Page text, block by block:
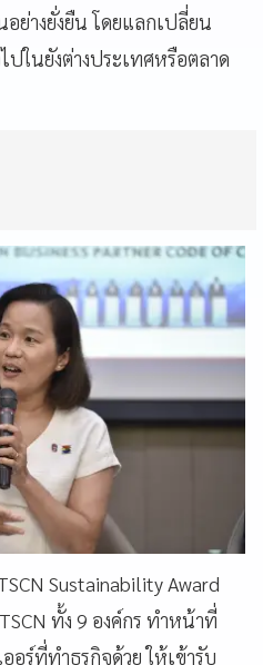
ย่างยั่งยืน โดยแลกเปลี่ยน
ปในยังต่างประเทศหรือตลาด
Sustainability Award
ทั้ง 9 องค์กร ทำหน้าที่
ร์ที่ทำธุรกิจด้วย ให้เข้ารับ